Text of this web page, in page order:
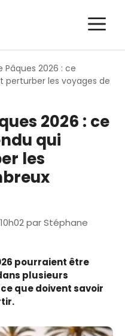
Pâques 2026 : ce
les voyages de
2026 : ce
qui
les
parStéphane
pourraient être
plusieurs
que doivent savoir